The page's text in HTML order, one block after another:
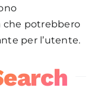
che potrebbero
per l’utente.